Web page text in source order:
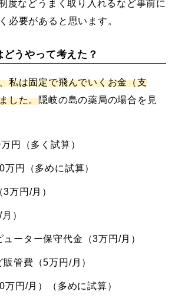
度などうまく取り入れるなど事前に
必要があると思います。
うやって考えた？
私は固定で飛んでいくお金（支
した。隠岐の島の薬局の場合を見
円（多く試算）
万円（多めに試算）
万円/月）
）
ーター保守代金（3万円/月）
管費（5万円/月）
万円/月）（多めに試算）